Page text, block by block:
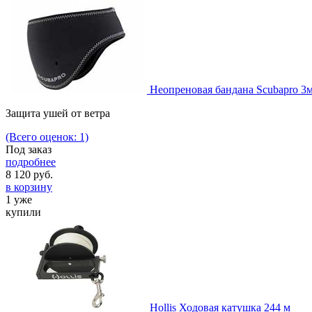
Неопреновая бандана Scubapro
Защита ушей от ветра
(Всего оценок: 1)
Под заказ
подробнее
8 120 руб.
в корзину
1 уже
купили
Hollis Ходовая катушка 244 м